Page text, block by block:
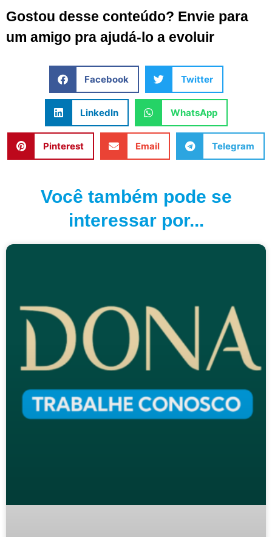
Gostou desse conteúdo? Envie para
um amigo pra ajudá-lo a evoluir
Facebook Twitter
LinkedIn WhatsApp
Pinterest Email Telegram
Você também pode se
interessar por...